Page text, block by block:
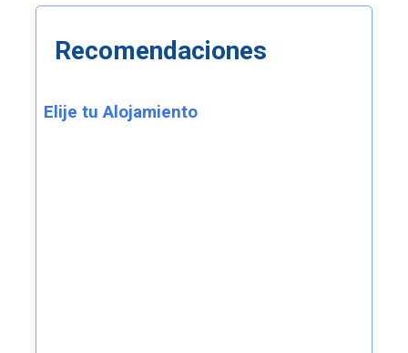
GALERÍA -Silletería
$30.240
Recomendaciones
Elije tu Alojamiento